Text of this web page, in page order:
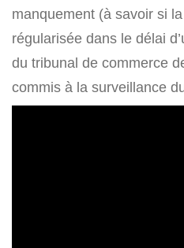
manquement (à savoir si
régularisée dans le délai
du tribunal de commerce
commis à la surveillance